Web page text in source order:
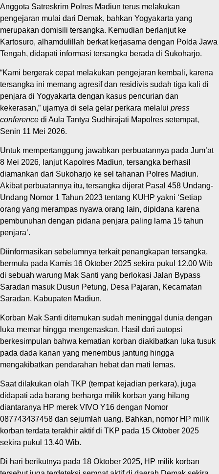
Anggota Satreskrim Polres Madiun terus melakukan
pengejaran mulai dari Demak, bahkan Yogyakarta yang
merupakan domisili tersangka. Kemudian berlanjut ke
Kartosuro, alhamdulillah berkat kerjasama dengan Polda Jawa
Tengah, didapati informasi tersangka berada di Sukoharjo.
“Kami bergerak cepat melakukan pengejaran kembali, karena
tersangka ini memang agresif dan residivis sudah tiga kali di
penjara di Yogyakarta dengan kasus pencurian dan
kekerasan,” ujarnya di sela gelar perkara melalui press
conference di Aula Tantya Sudhirajati Mapolres setempat,
Senin 11 Mei 2026.
Untuk mempertanggung jawabkan perbuatannya pada Jum’at
8 Mei 2026, lanjut Kapolres Madiun, tersangka berhasil
diamankan dari Sukoharjo ke sel tahanan Polres Madiun.
Akibat perbuatannya itu, tersangka dijerat Pasal 458 Undang-
Undang Nomor 1 Tahun 2023 tentang KUHP yakni ‘Setiap
orang yang merampas nyawa orang lain, dipidana karena
pembunuhan dengan pidana penjara paling lama 15 tahun
penjara’.
Diinformasikan sebelumnya terkait penangkapan tersangka,
bermula pada Kamis 16 Oktober 2025 sekira pukul 12.00 Wib
di sebuah warung Mak Santi yang berlokasi Jalan Bypass
Saradan masuk Dusun Petung, Desa Pajaran, Kecamatan
Saradan, Kabupaten Madiun.
Korban Mak Santi ditemukan sudah meninggal dunia dengan
luka memar hingga mengenaskan. Hasil dari autopsi
berkesimpulan bahwa kematian korban diakibatkan luka tusuk
pada dada kanan yang menembus jantung hingga
mengakibatkan pendarahan hebat dan mati lemas.
Saat dilakukan olah TKP (tempat kejadian perkara), juga
didapati ada barang berharga milik korban yang hilang
diantaranya HP merek VIVO Y16 dengan Nomor
087743437458 dan sejumlah uang. Bahkan, nomor HP milik
korban terdata terakhir aktif di TKP pada 15 Oktober 2025
sekira pukul 13.40 Wib.
Di hari berikutnya pada 18 Oktober 2025, HP milik korban